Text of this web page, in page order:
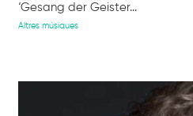
‘Gesang der Geister...
Altres músiques